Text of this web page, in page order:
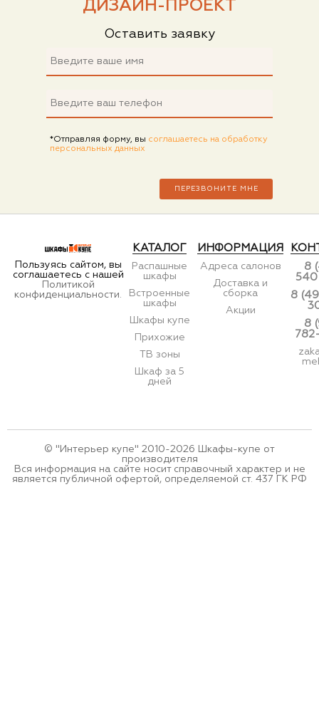
ДИЗАЙН-ПРОЕКТ
Оставить заявку
*Отправляя форму, вы соглашаетесь на обработку
персональных данных
Пользуясь сайтом, вы
соглашаетесь с нашей
Политикой
конфиденциальности.
КАТАЛОГ
Распашные
шкафы
Встроенные
шкафы
Шкафы купе
Прихожие
ТВ зоны
Шкаф за 5
дней
ИНФОРМАЦИЯ
Адреса салонов
Доставка и
сборка
Акции
8
8
8
© "Интерьер купе" 2010-2026 Шкафы-купе от
производителя
Вся информация на сайте носит справочный характер и не
является публичной офертой, определяемой ст. 437 ГК РФ